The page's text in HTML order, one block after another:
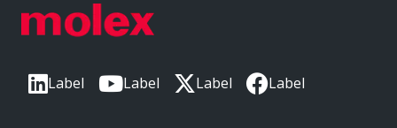
Label Label Label Label